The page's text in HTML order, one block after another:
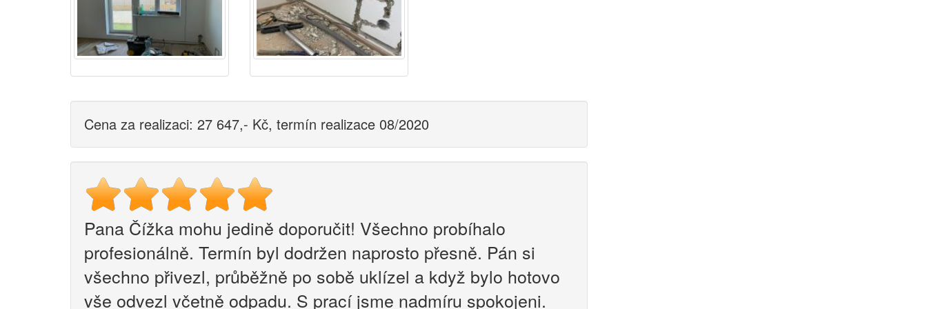
Cena za realizaci: 27 647,- Kč, termín realizace 08/2020
Pana Čížka mohu jedině doporučit! Všechno probíhalo
profesionálně. Termín byl dodržen naprosto přesně. Pán si
všechno přivezl, průběžně po sobě uklízel a když bylo hotovo
vše odvezl včetně odpadu. S prací jsme nadmíru spokojeni.